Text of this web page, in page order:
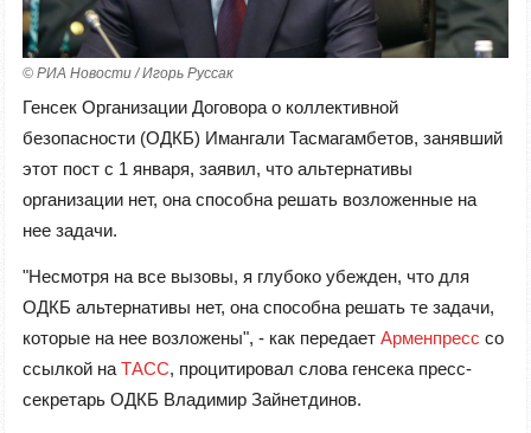
© РИА Новости / Игорь Руссак
Генсек Организации Договора о коллективной
безопасности (ОДКБ) Имангали Тасмагамбетов, занявший
этот пост с 1 января, заявил, что альтернативы
организации нет, она способна решать возложенные на
нее задачи.
"Несмотря на все вызовы, я глубоко убежден, что для
ОДКБ альтернативы нет, она способна решать те задачи,
которые на нее возложены", - как передает Арменпресс со
ссылкой на ТАСС, процитировал слова генсека пресс-
секретарь ОДКБ Владимир Зайнетдинов.